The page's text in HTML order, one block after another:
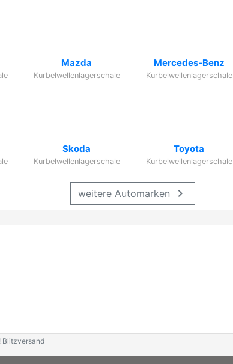
Mazda
Kurbelwellenlagerschale
Mercedes-Benz
Kurbelwellenlagerschale
Skoda
Kurbelwellenlagerschale
Toyota
Kurbelwellenlagerschale
weitere Automarken chevron_right
Blitzversand